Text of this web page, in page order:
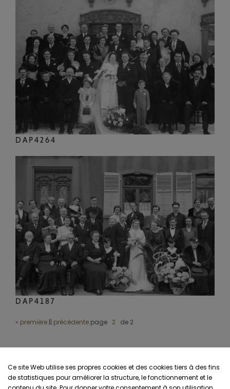
DAP4264
DAP4187
« première || précédente page de 2
Ce site Web utilise ses propres cookies et des cookies tiers à des fins
de statistiques pour améliorer la structure, le fonctionnement et le